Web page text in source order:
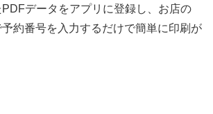
データをアプリに登録し、お店の
約番号を入力するだけで簡単に印刷が